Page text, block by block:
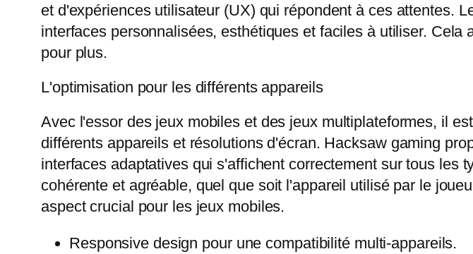
et d'expériences utilisateur (UX) qui répondent à ces attentes.
interfaces personnalisées, esthétiques et faciles à utiliser.
pour plus.
L'optimisation pour les différents appareils
Avec l'essor des jeux mobiles et des jeux multiplateformes, il
différents appareils et résolutions d'écran. Hacksaw gaming
interfaces adaptatives qui s'affichent correctement sur tous les
cohérente et agréable, quel que soit l'appareil utilisé par le
aspect crucial pour les jeux mobiles.
Responsive design pour une compatibilité multi-appareils.